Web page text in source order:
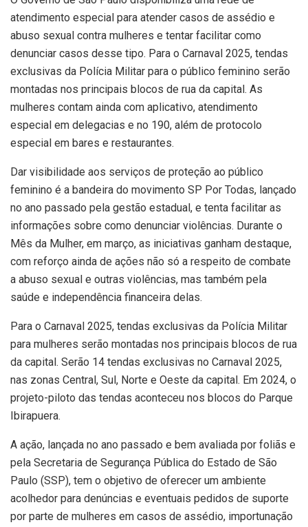
atendimento especial para atender casos de assédio e
abuso sexual contra mulheres e tentar facilitar como
denunciar casos desse tipo. Para o Carnaval 2025, tendas
exclusivas da Polícia Militar para o público feminino serão
montadas nos principais blocos de rua da capital. As
mulheres contam ainda com aplicativo, atendimento
especial em delegacias e no 190, além de protocolo
especial em bares e restaurantes.
Dar visibilidade aos serviços de proteção ao público
feminino é a bandeira do movimento SP Por Todas, lançado
no ano passado pela gestão estadual, e tenta facilitar as
informações sobre como denunciar violências. Durante o
Mês da Mulher, em março, as iniciativas ganham destaque,
com reforço ainda de ações não só a respeito de combate
a abuso sexual e outras violências, mas também pela
saúde e independência financeira delas.
Para o Carnaval 2025, tendas exclusivas da Polícia Militar
para mulheres serão montadas nos principais blocos de rua
da capital. Serão 14 tendas exclusivas no Carnaval 2025,
nas zonas Central, Sul, Norte e Oeste da capital. Em 2024, o
projeto-piloto das tendas aconteceu nos blocos do Parque
Ibirapuera.
A ação, lançada no ano passado e bem avaliada por foliãs e
pela Secretaria de Segurança Pública do Estado de São
Paulo (SSP), tem o objetivo de oferecer um ambiente
acolhedor para denúncias e eventuais pedidos de suporte
por parte de mulheres em casos de assédio, importunação